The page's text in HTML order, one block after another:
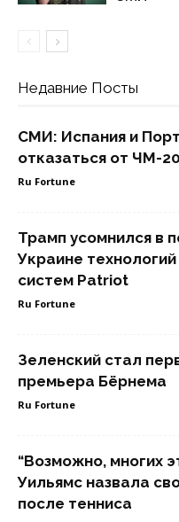
Недавние Посты
СМИ: Испания и
отказаться от ЧМ-
Ru Fortune
Трамп усомнился в
Украине
систем Patriot
Ru Fortune
Зеленский стал
премьера Бёрнема
Ru Fortune
“Возможно, многих
Уильямс назвала
после тенниса